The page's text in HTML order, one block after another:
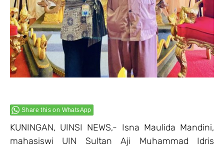
Share this on WhatsApp
KUNINGAN, UINSI NEWS,- Isna Maulida Mandini,
mahasiswi UIN Sultan Aji Muhammad Idris